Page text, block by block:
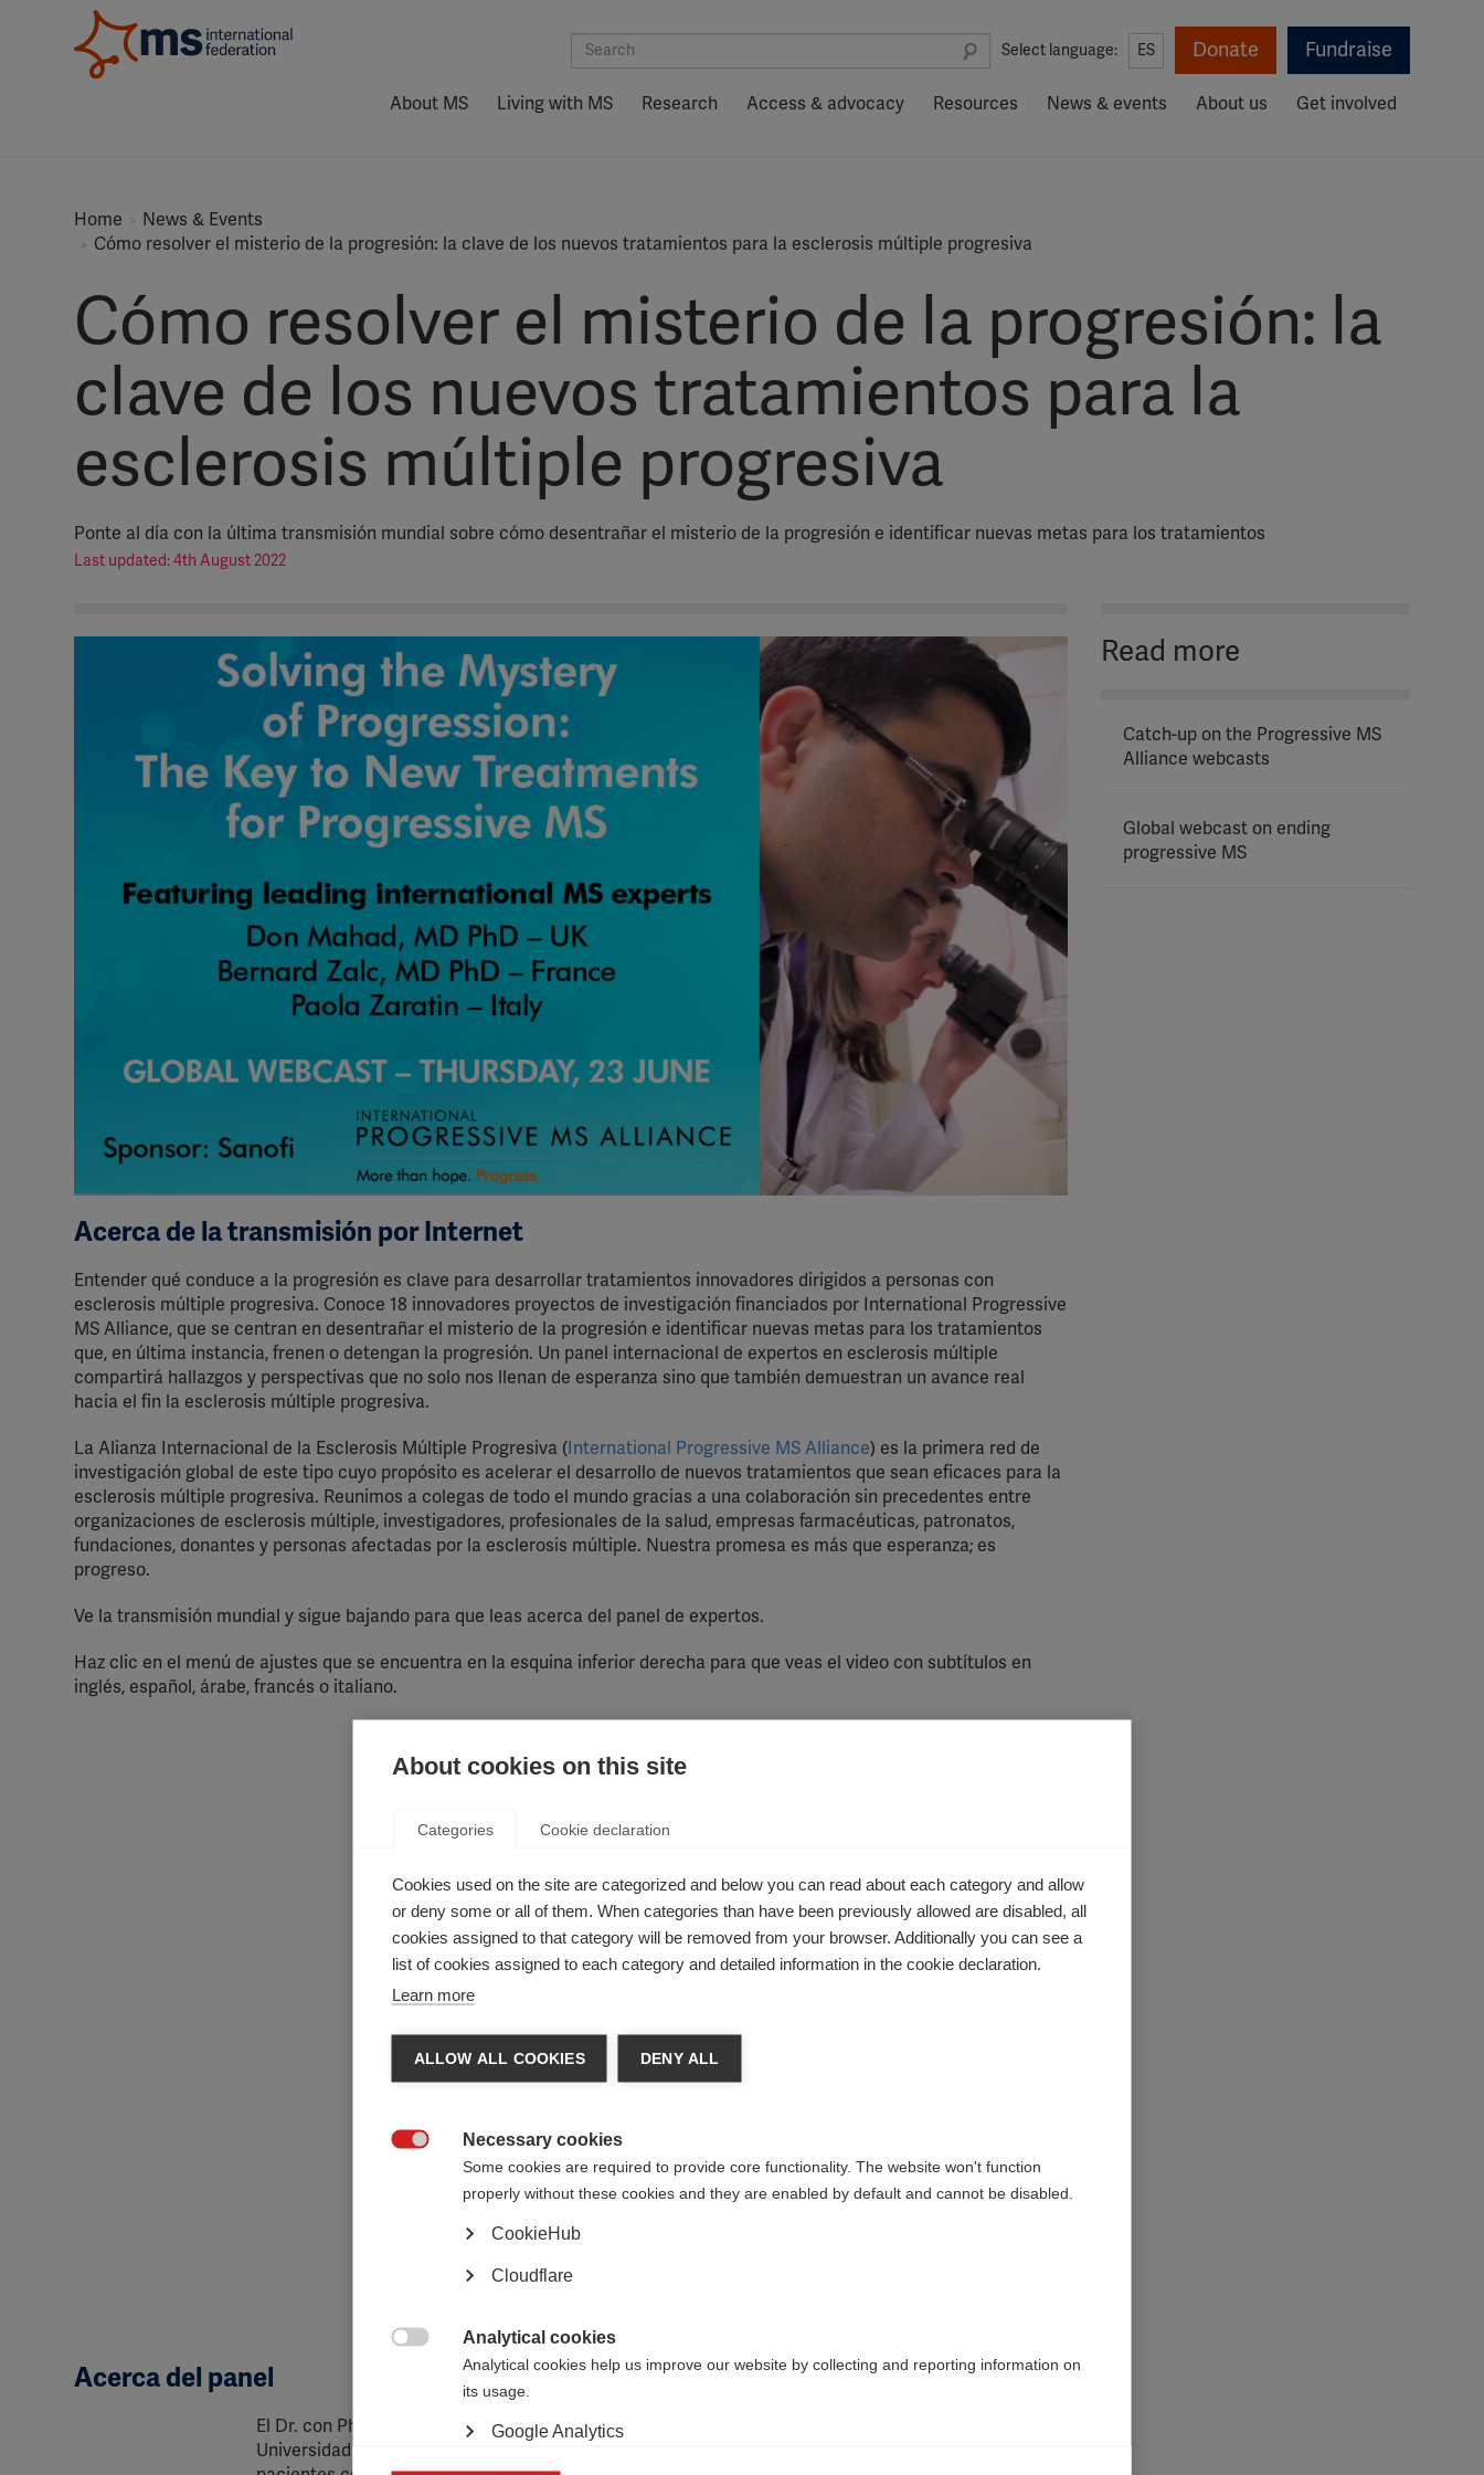
Select language: ES Donate Fundraise
About MS Living with MS Research Access & advocacy Resources News & events About us Get involved
Home
News & Events
Cómo resolver el misterio de la progresión: la clave de los nuevos tratamientos para la esclerosis múltiple progresiva
Cómo resolver el misterio de la progresión: la
clave de los nuevos tratamientos para la
esclerosis múltiple progresiva
Ponte al día con la última transmisión mundial sobre cómo desentrañar el misterio de la progresión e identificar nuevas metas para los tratamientos
Last updated: 4th August 2022
Acerca de la transmisión por Internet
Entender qué conduce a la progresión es clave para desarrollar tratamientos innovadores dirigidos a personas con
esclerosis múltiple progresiva. Conoce 18 innovadores proyectos de investigación financiados por International Progressive
MS Alliance, que se centran en desentrañar el misterio de la progresión e identificar nuevas metas para los tratamientos
que, en última instancia, frenen o detengan la progresión. Un panel internacional de expertos en esclerosis múltiple
compartirá hallazgos y perspectivas que no solo nos llenan de esperanza sino que también demuestran un avance real
hacia el fin la esclerosis múltiple progresiva.
La Alianza Internacional de la Esclerosis Múltiple Progresiva (International Progressive MS Alliance) es la primera red de
investigación global de este tipo cuyo propósito es acelerar el desarrollo de nuevos tratamientos que sean eficaces para la
esclerosis múltiple progresiva. Reunimos a colegas de todo el mundo gracias a una colaboración sin precedentes entre
organizaciones de esclerosis múltiple, investigadores, profesionales de la salud, empresas farmacéuticas, patronatos,
fundaciones, donantes y personas afectadas por la esclerosis múltiple. Nuestra promesa es más que esperanza; es
progreso.
Ve la transmisión mundial y sigue bajando para que leas acerca del panel de expertos.
Haz clic en el menú de ajustes que se encuentra en la esquina inferior derecha para que veas el video con subtítulos en
inglés, español, árabe, francés o italiano.
Acerca del panel
El Dr. con PhD Don Mahad, es profesor clínico sénior y neurólogo consultor honorario en la
Universidad de Edimburgo, Reino Unido. Su investigación se centra en los cambios bioenergéticos en
Read more
Catch-up on the Progressive MS
Alliance webcasts
Global webcast on ending
progressive MS
About cookies on this site
Categories Cookie declaration
Cookies used on the site are categorized and below you can read about each category and allow
or deny some or all of them. When categories than have been previously allowed are disabled, all
cookies assigned to that category will be removed from your browser. Additionally you can see a
list of cookies assigned to each category and detailed information in the cookie declaration.
Learn more
ALLOW ALL COOKIES DENY ALL
Necessary cookies
Some cookies are required to provide core functionality. The website won't function
properly without these cookies and they are enabled by default and cannot be disabled.
CookieHub
Cloudflare
Analytical cookies
Analytical cookies help us improve our website by collecting and reporting information on
its usage.
Google Analytics